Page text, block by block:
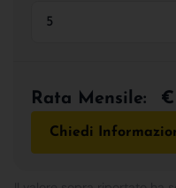
Rata Mensile: €
Chiedi